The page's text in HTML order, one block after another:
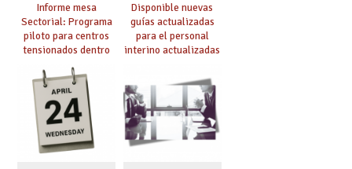
Informe mesa
Sectorial: Programa
piloto para centros
tensionados dentro
del marco del
Acuerdo de Mejoras y
evaluación del curso
25/26
Disponible nuevas
guías actualizadas
para el personal
interino actualizadas